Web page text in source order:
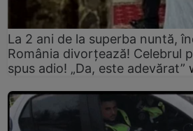
La 2 ani de la superba nuntă,
România divorțează! Celebrul
spus adio! „Da, este adevărat”